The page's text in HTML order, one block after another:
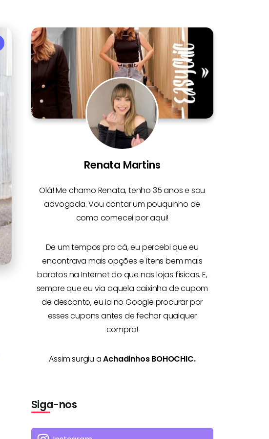
Renata Martins
Olá! Me chamo Renata, tenho 35 anos e sou
advogada. Vou contar um pouquinho de
como comecei por aqui!
De um tempos pra cá, eu percebi que eu
encontrava mais opções eítens bem mais
baratos na Internetdo que nas lojas físicas. E,
sempre que eu via aquela caixinha de cupom
de desconto, eu ia no Google procurar por
esses cupons antes de fechar qualquer
compra!
Assim surgiu aAchadinhos BOHOCHIC.
Siga-nos